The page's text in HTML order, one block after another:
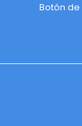
Botón